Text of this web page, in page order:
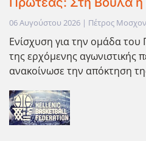
06 Αυγούστου 2026 | Πέτρος
Ενίσχυση για την ομάδα
της ερχόμενης αγωνιστικής
ανακοίνωσε την απόκτηση